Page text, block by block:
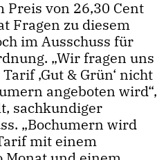
von 26,30 Cent
Fragen zu diesem
im Ausschuss für
„Wir fragen uns
‚Gut & Grün‘ nicht
angeboten wird“,
sachkundiger
„Bochumern wird
mit einem